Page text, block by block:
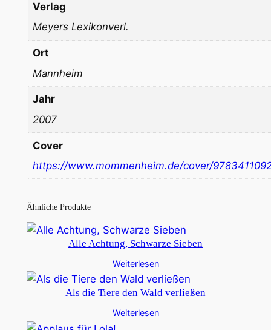
Verlag
Meyers Lexikonverl.
Ort
Mannheim
Jahr
2007
Cover
https://www.mommenheim.de/cover/
Ähnliche Produkte
Alle Achtung, Schwarze Sieben
Weiterlesen
Als die Tiere den Wald verließen
Weiterlesen